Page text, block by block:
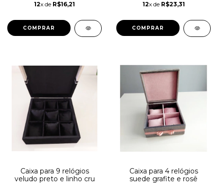
12x de R$16,21
COMPRAR
12x de R$23,31
COMPRAR
Caixa para 9 relógios
veludo preto e linho cru
Caixa para 4 relógios
suede grafite e rosê